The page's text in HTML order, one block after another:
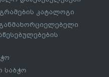
კატალოგი
საბჭო